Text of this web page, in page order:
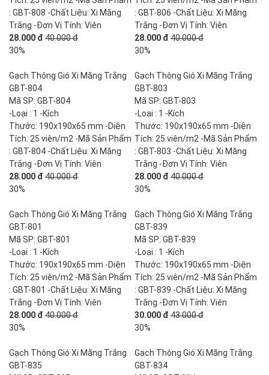
: GBT-808 -Chất Liệu: Xi Măng
Trắng -Đơn Vị Tính: Viên
28.000 đ 40.000 đ
30%
: GBT-806 -Chất Liệu: Xi Măng
Trắng -Đơn Vị Tính: Viên
28.000 đ 40.000 đ
30%
Gạch Thông Gió Xi Măng Trắng
GBT-804
Mã SP: GBT-804
-Loại : 1 -Kích
Thước: 190x190x65 mm -Diện
Tích: 25 viên/m2 -Mã Sản Phẩm
: GBT-804 -Chất Liệu: Xi Măng
Trắng -Đơn Vị Tính: Viên
28.000 đ 40.000 đ
30%
Gạch Thông Gió Xi Măng Trắng
GBT-803
Mã SP: GBT-803
-Loại : 1 -Kích
Thước: 190x190x65 mm -Diện
Tích: 25 viên/m2 -Mã Sản Phẩm
: GBT-803 -Chất Liệu: Xi Măng
Trắng -Đơn Vị Tính: Viên
28.000 đ 40.000 đ
30%
Gạch Thông Gió Xi Măng Trắng
GBT-801
Mã SP: GBT-801
-Loại : 1 -Kích
Thước: 190x190x65 mm -Diện
Tích: 25 viên/m2 -Mã Sản Phẩm
: GBT-801 -Chất Liệu: Xi Măng
Trắng -Đơn Vị Tính: Viên
28.000 đ 40.000 đ
30%
Gạch Thông Gió Xi Măng Trắng
GBT-839
Mã SP: GBT-839
-Loại : 1 -Kích
Thước: 190x190x65 mm -Diện
Tích: 25 viên/m2 -Mã Sản Phẩm
: GBT-839 -Chất Liệu: Xi Măng
Trắng -Đơn Vị Tính: Viên
30.000 đ 43.000 đ
30%
Gạch Thông Gió Xi Măng Trắng
GBT-835
Gạch Thông Gió Xi Măng Trắng
GBT-834